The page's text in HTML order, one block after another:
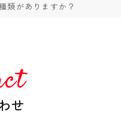
類がありますか？
せ